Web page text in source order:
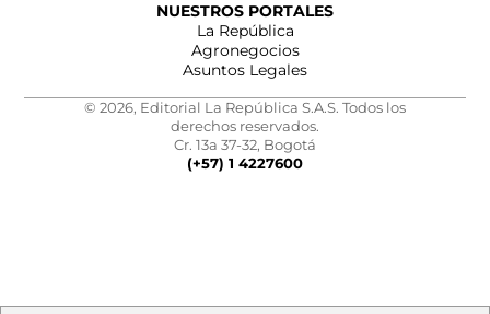
NUESTROS PORTALES
La República
Agronegocios
Asuntos Legales
© 2026, Editorial La República S.A.S. Todos los
derechos reservados.
Cr. 13a 37-32, Bogotá
(+57) 1 4227600